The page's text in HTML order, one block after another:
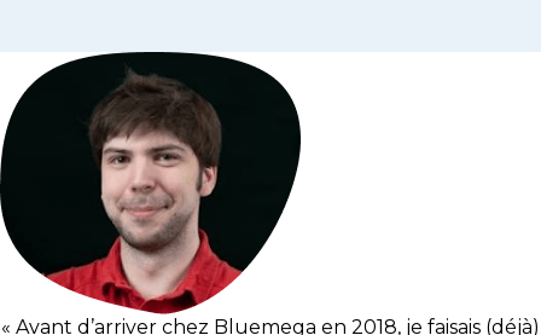
« Avant d’arriver chez Bluemega en 2018, je faisais (déjà)